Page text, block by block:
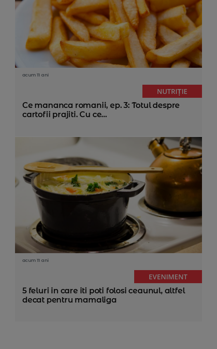
acum 11 ani
NUTRIȚIE
Ce mananca romanii, ep. 3: Totul despre
cartofii prajiti. Cu ce...
acum 11 ani
EVENIMENT
5 feluri in care iti poti folosi ceaunul, altfel
decat pentru mamaliga